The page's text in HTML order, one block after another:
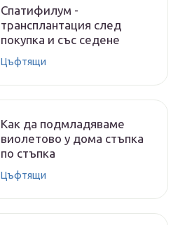
Спатифилум -
трансплантация след
покупка и със седене
Цъфтящи
Как да подмладяваме
виолетово у дома стъпка
по стъпка
Цъфтящи